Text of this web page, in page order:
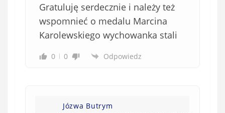
Gratuluję serdecznie i należy też
wspomnieć o medalu Marcina
Karolewskiego wychowanka stali
0 0 Odpowiedz
Józwa Butrym